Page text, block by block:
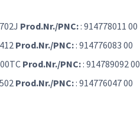
Prod.Nr./PNC:: 914778011 00
Prod.Nr./PNC:: 914776083 00
Prod.Nr./PNC:: 914789092 00
Prod.Nr./PNC:: 914776047 00